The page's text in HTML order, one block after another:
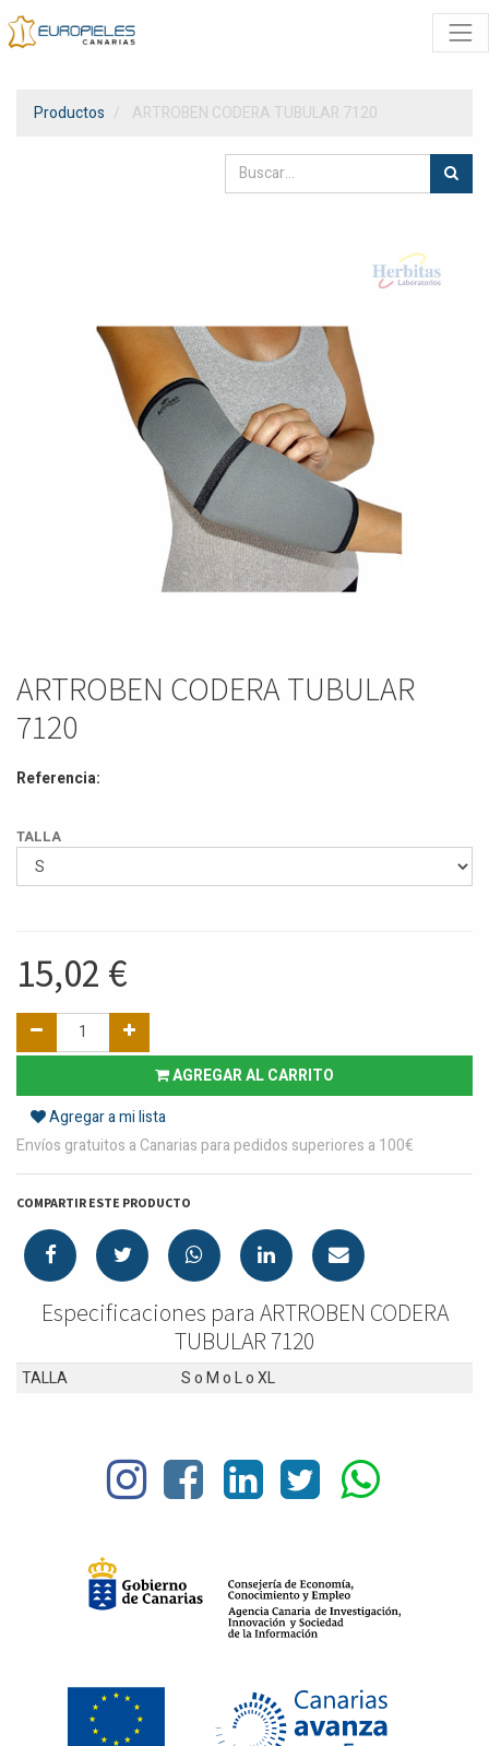
Productos ARTROBEN CODERA TUBULAR 7120
ARTROBEN CODERA TUBULAR
7120
Referencia:
TALLA
15,02 €
AGREGAR AL CARRITO
Agregar a mi lista
Envíos gratuitos a Canarias para pedidos superiores a 100€
COMPARTIR ESTE PRODUCTO
Especificaciones para ARTROBEN CODERA
TUBULAR 7120
TALLA SoMoLoXL